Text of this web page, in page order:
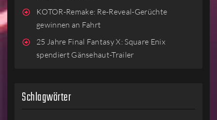
KOTOR-Remake: Re-Reveal-Gerüchte
gewinnen an Fahrt
25 Jahre Final Fantasy X: Square Enix
spendiert Gänsehaut-Trailer
Schlagwörter